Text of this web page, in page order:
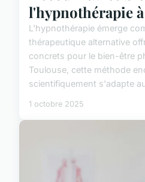
l'hypnothérapie
L'hypnothérapie émerge
thérapeutique alternative
concrets pour le bien-être
Toulouse, cette méthode
scientifiquement s'adapte
1 octobre 2025